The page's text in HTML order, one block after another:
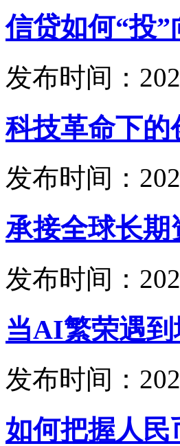
信贷如何“投
发布时间：
科技革命下的
发布时间：
承接全球长期
发布时间：
当AI繁荣遇
发布时间：
如何把握人